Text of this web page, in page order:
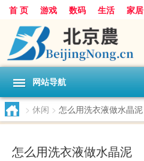
首 页 游戏 数码 生活 家居
互联网
手机 购物
网站导航
> 休闲 > 怎么用洗衣液做水晶泥
怎么用洗衣液做水晶泥